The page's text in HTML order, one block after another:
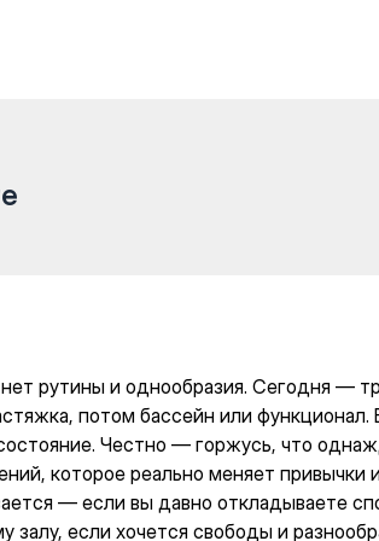
однообразия.
рутины и однообразия. Сегодня —
потом бассейн или
Честно — горжусь, что
которое реально меняет привычки
— если вы давно откладываете
залу, если хочется свободы и